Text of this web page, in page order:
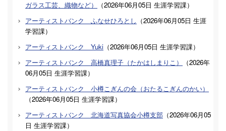
ガラス工芸、織物など）
（2026年06月05日 生涯学習課）
アーティストバンク ふなせひろとし （2026年06月05日 生涯
学習課）
アーティストバンク Yuki （2026年06月05日 生涯学習課）
アーティストバンク 高橋真理子（たかはしまりこ）
（2026年
06月05日 生涯学習課）
アーティストバンク 小樽こぎんの会（おたるこぎんのかい）
（2026年06月05日 生涯学習課）
アーティストバンク 北海道写真協会小樽支部 （2026年06月05
日 生涯学習課）